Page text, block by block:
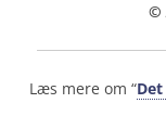
©
Læs mere om “Det